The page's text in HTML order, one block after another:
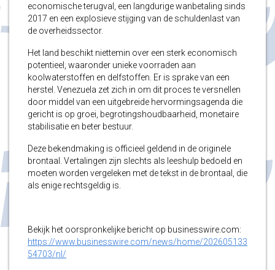
economische terugval, een langdurige wanbetaling sinds
2017 en een explosieve stijging van de schuldenlast van
de overheidssector.
Het land beschikt niettemin over een sterk economisch
potentieel, waaronder unieke voorraden aan
koolwaterstoffen en delfstoffen. Er is sprake van een
herstel. Venezuela zet zich in om dit proces te versnellen
door middel van een uitgebreide hervormingsagenda die
gericht is op groei, begrotingshoudbaarheid, monetaire
stabilisatie en beter bestuur.
Deze bekendmaking is officieel geldend in de originele
brontaal. Vertalingen zijn slechts als leeshulp bedoeld en
moeten worden vergeleken met de tekst in de brontaal, die
als enige rechtsgeldig is.
Bekijk het oorspronkelijke bericht op businesswire.com:
https://www.businesswire.com/news/home/202605133
54703/nl/